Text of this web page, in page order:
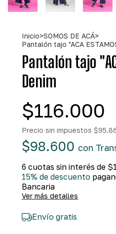
Inicio>SOMOS DE ACÁ>
Pantalón tajo "ACA
Pantalón tajo
Denim
$116.000
Precio sin impuestos
$98.600 con
6 cuotas sin interés de
15% de descuento
Bancaria
Ver más detalles
Envío gratis